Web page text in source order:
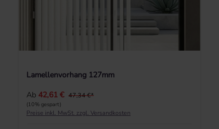
Lamellenvorhang 127mm
Regulärer Preis:
Ab 42,61 € 47,34 €*
(10% gespart)
Preise inkl. MwSt. zzgl. Versandkosten